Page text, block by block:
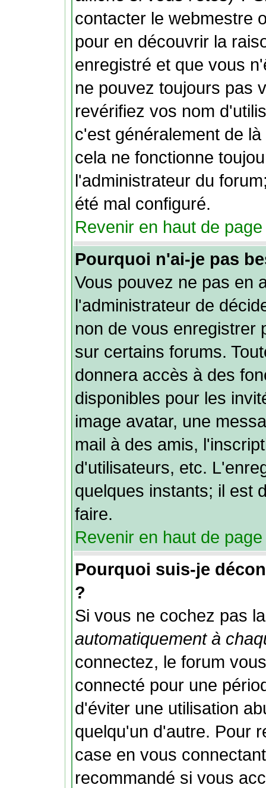
contacter le webmestre
pour en découvrir la
enregistré et que vous
ne pouvez toujours pas
revérifiez vos nom
c'est généralement de
cela ne fonctionne
l'administrateur du
été mal configuré.
Revenir en haut de page
Pourquoi n'ai-je pas
Vous pouvez ne pas en
l'administrateur de
non de vous enregistrer
sur certains forums.
donnera accès à des
disponibles pour les
image avatar, une
mail à des amis,
d'utilisateurs, etc.
quelques instants; il est
faire.
Revenir en haut de page
Pourquoi suis-je
?
Si vous ne cochez pas
automatiquement à
connectez, le forum
connecté pour une
d'éviter une utilisation
quelqu'un d'autre. Pour
case en vous
recommandé si vous